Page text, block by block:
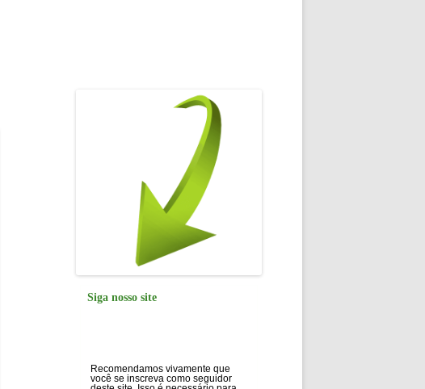
Siga nosso site
Recomendamos vivamente que
você se inscreva como seguidor